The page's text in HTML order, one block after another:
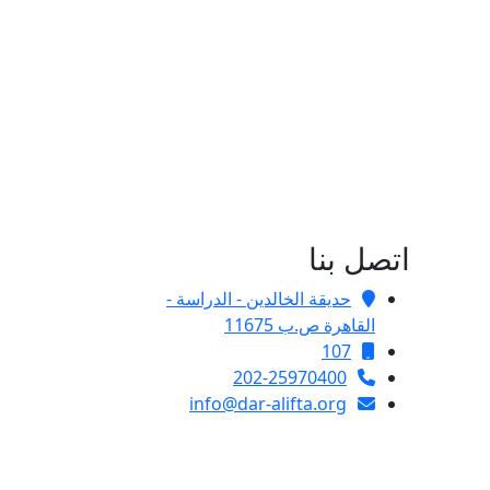
اتصل بنا
حديقة الخالدين - الدراسة -
القاهرة ص.ب 11675
107
202-25970400
info@dar-alifta.org